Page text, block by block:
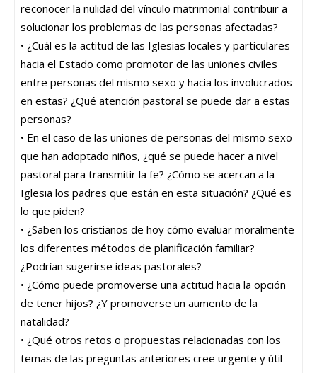
reconocer la nulidad del vínculo matrimonial contribuir a
solucionar los problemas de las personas afectadas?
• ¿Cuál es la actitud de las Iglesias locales y particulares
hacia el Estado como promotor de las uniones civiles
entre personas del mismo sexo y hacia los involucrados
en estas? ¿Qué atención pastoral se puede dar a estas
personas?
• En el caso de las uniones de personas del mismo sexo
que han adoptado niños, ¿qué se puede hacer a nivel
pastoral para transmitir la fe? ¿Cómo se acercan a la
Iglesia los padres que están en esta situación? ¿Qué es
lo que piden?
• ¿Saben los cristianos de hoy cómo evaluar moralmente
los diferentes métodos de planificación familiar?
¿Podrían sugerirse ideas pastorales?
• ¿Cómo puede promoverse una actitud hacia la opción
de tener hijos? ¿Y promoverse un aumento de la
natalidad?
• ¿Qué otros retos o propuestas relacionadas con los
temas de las preguntas anteriores cree urgente y útil